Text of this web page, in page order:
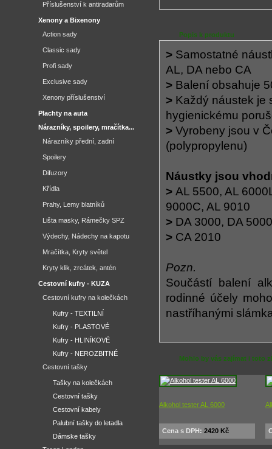
Popis k produktu
> Samostatné
AL, DA nebo CA
> Balení obsahuje
> Každý náustek je
hygienickému
> Vyrobeny jsou v
(polypropylenu)
Náustky jsou
> AL 5500, AL
9000C, AL 9010
> DA 3000, DA
> CA 2010
Pozn.
Součástí balení
rodinné účely
nastříhanými
Mohlo by vás zajímat i toto
Alkohol tester AL 6000
Cena s DPH: 2420 Kč
Příslušenství k antiradarům
Xenony a Bixenony
Action sady
Classic sady
Profi sady
Exclusive sady
Xenony příslušenství
Plachty na auta
Nárazníky, spoilery, mračítka...
Nárazníky přední, zadní
Spoilery
Difuzory
Křídla
Prahy, Lemy blatníků
Lišta masky, Rámečky SPZ
Výdechy, Nádechy na kapotu
Mračítka, Kryty světel
Kryty klik, zrcátek, antén
Cestovní kufry - KUZA
Cestovní kufry na kolečkách
Kufry - TEXTILNÍ
Kufry - PLASTOVÉ
Kufry - HLINÍKOVÉ
Kufry - NEROZBITNÉ
Cestovní tašky
Tašky na kolečkách
Cestovní tašky
Cestovní kabely
Palubní tašky do letadla
Dámske tašky